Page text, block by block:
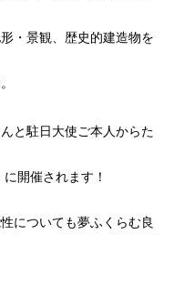
・景観、歴史的建造物を
と駐日大使ご本人からた
開催されます！
についても夢ふくらむ良